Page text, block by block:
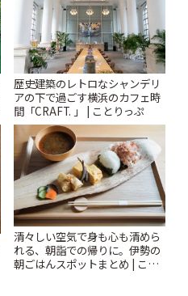
歴史建築のレトロなシャンデリ
アの下で過ごす横浜のカフェ時
間「CRAFT. 」 | ことりっぷ
清々しい空気で身も心も清めら
れる、朝詣での帰りに。伊勢の
朝ごはんスポットまとめ | こと